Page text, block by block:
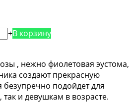
+В корзину
, нежно фиолетовая эустома,
создают прекрасную
подойдет для
и девушкам в возрасте.